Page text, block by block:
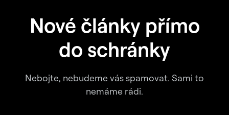
Nové články přímo
do schránky
Nebojte, nebudeme vás spamovat. Sami to
nemáme rádi.